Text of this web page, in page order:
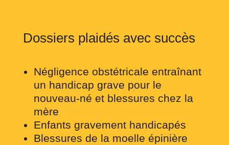
Dossiers plaidés avec succès
Négligence obstétricale entraînant
un handicap grave pour le
nouveau-né et blessures chez la
mère
Enfants gravement handicapés
Blessures de la moelle épinière